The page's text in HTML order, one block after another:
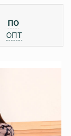
ПО
ОПТ